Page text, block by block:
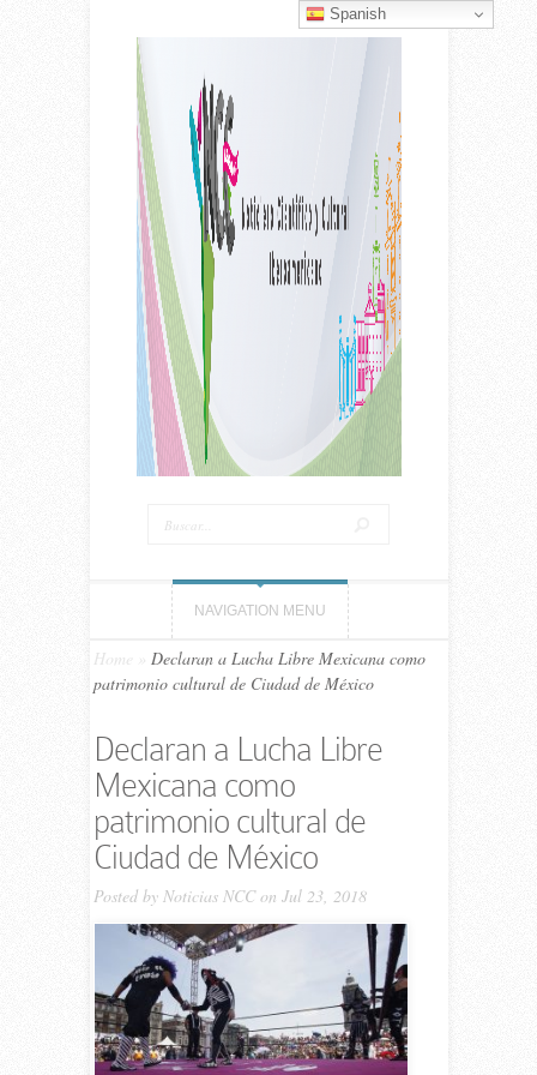
NAVIGATION MENU
Home
Declaran a Lucha Libre Mexicana como
patrimonio cultural de Ciudad de México
Declaran a Lucha Libre
Mexicana como
patrimonio cultural de
Ciudad de México
Posted by Noticias NCCon Jul 23, 2018
Spanish